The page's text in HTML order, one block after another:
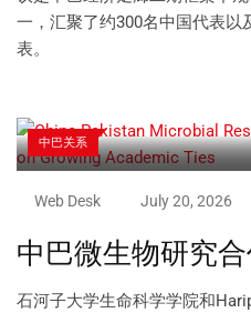
一，汇聚了约300名中国代表
表。
中巴关系
Web Desk July 20, 2026
中巴微生物研究
石河子大学生命科学学院和